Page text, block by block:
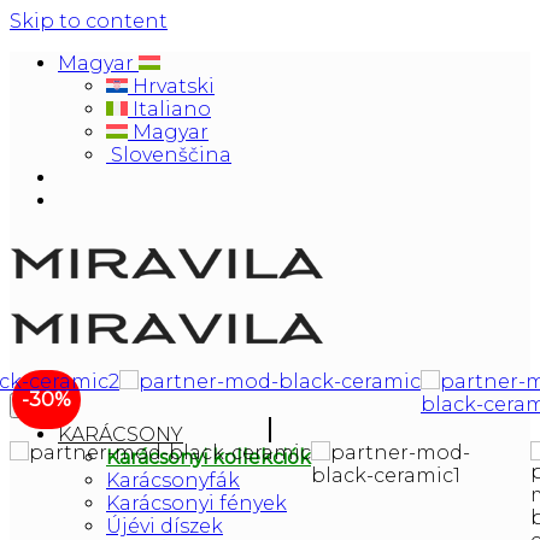
Skip to content
Magyar
Hrvatski
Italiano
Magyar
Slovenščina
KARÁCSONY
Karácsonyi kollekciók
Karácsonyfák
Karácsonyi fények
Újévi díszek
-30%